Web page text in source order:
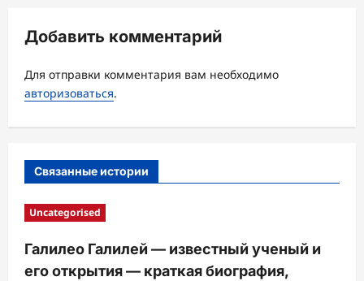
я
з
а
п
и
Добавить комментарий
Для отправки комментария вам необходимо
авторизоваться.
Связанные истории
Uncategorised
Галилео Галилей — известный ученый и
его открытия — краткая биография,